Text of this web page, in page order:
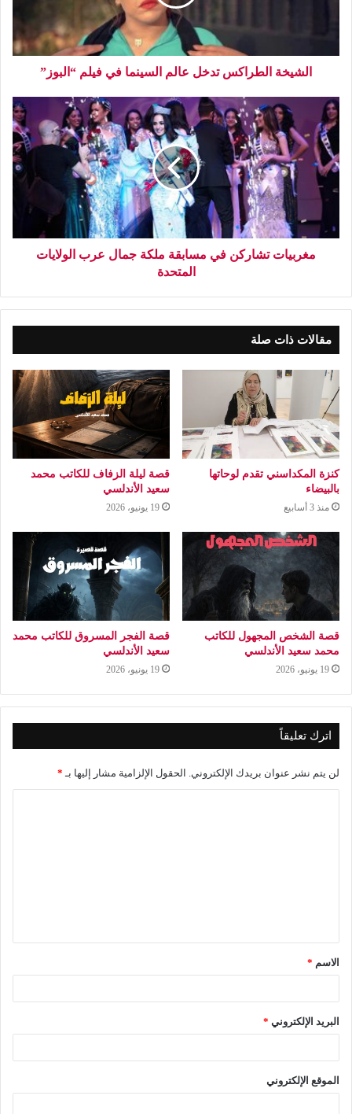
الشيخة الطراكس تدخل عالم السينما في فيلم “البوز”
مغربيات تشاركن في مسابقة ملكة جمال عرب الولايات
المتحدة
مقالات ذات صلة
كنزة المكداسني تقدم لوحاتها
بالبيضاء
منذ 3 أسابيع
قصة ليلة الزفاف للكاتب محمد
سعيد الأندلسي
19 يونيو، 2026
قصة الشخص المجهول للكاتب
محمد سعيد الأندلسي
19 يونيو، 2026
قصة الفجر المسروق للكاتب محمد
سعيد الأندلسي
19 يونيو، 2026
اترك تعليقاً
لن يتم نشر عنوان بريدك الإلكتروني. الحقول الإلزامية مشار إليها بـ *
ق
*الاسم *
البريد الإلكتروني *
الموقع الإلكتروني